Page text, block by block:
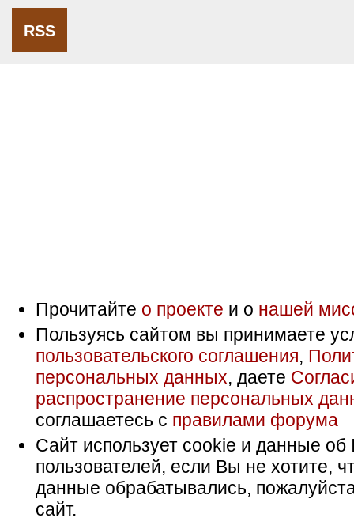
RSS
Прочитайте о проекте и о нашей
Пользуясь сайтом вы принимаете
пользовательского соглашения,
персональных данных, даете
распространение персональных
соглашаетесь с правилами форума
Сайт использует cookie и данные об
пользователей, если Вы не хотите,
данные обрабатывались,
сайт.